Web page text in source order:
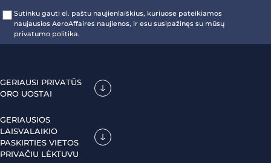
Sutinku gauti el. paštu naujienlaiškius, kuriuose pateikiamos
naujausios AeroAffaires naujienos, ir esu susipažinęs su mūsų
privatumo politika.
GERIAUSI PRIVATŪS
ORO UOSTAI
GERIAUSIOS
LAISVALAIKIO
PASKIRTIES VIETOS
PRIVAČIU LĖKTUVU